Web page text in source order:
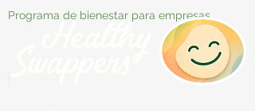
Programa de bienestar para empresas